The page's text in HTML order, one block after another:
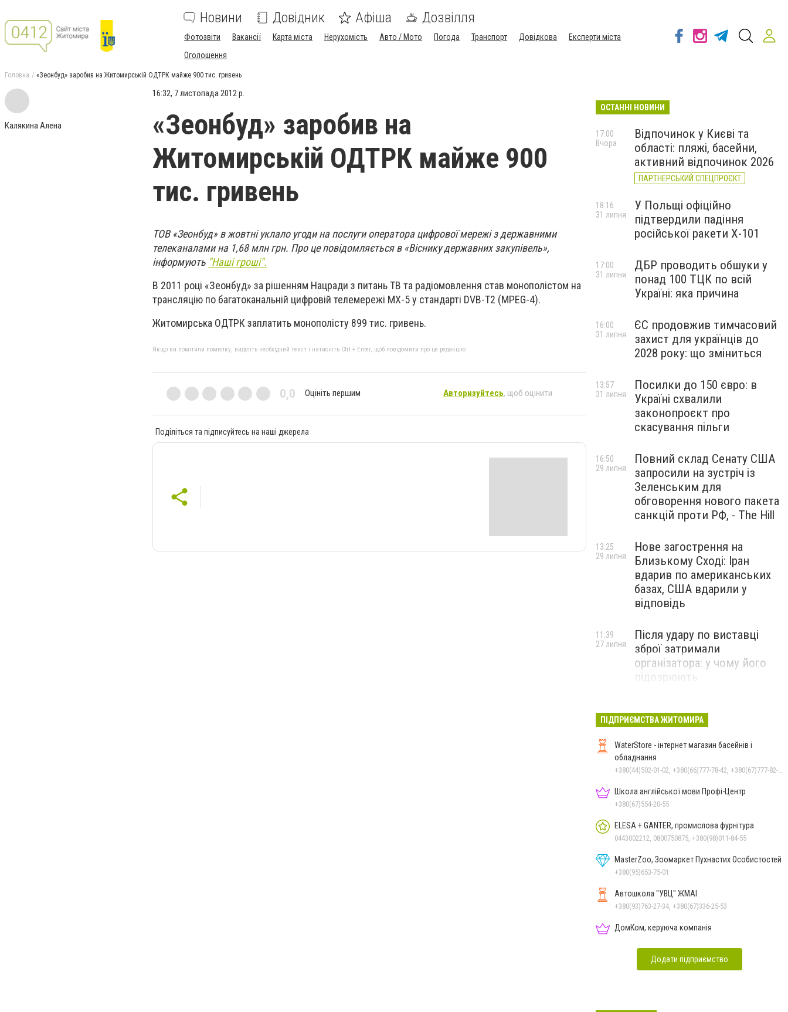
Новини Довідник Афіша Дозвілля
Фотозвіти Вакансії Карта міста Нерухомість Авто / Мото Погода Транспорт Довідкова
Експерти міста
Оголошення
Головна «Зеонбуд» заробив на Житомирській ОДТРК майже 900 тис. гривень
Калякина Алена
16:32, 7 листопада 2012 р.
«Зеонбуд» заробив на
Житомирській ОДТРК майже 900
тис. гривень
ТОВ «Зеонбуд» в жовтні уклало угоди на послуги оператора цифрової мережі з державними
телеканалами на 1,68 млн грн. Про це повідомляється в «Віснику державних закупівель»,
інформують "Наші гроші".
В 2011 році «Зеонбуд» за рішенням Нацради з питань ТВ та радіомовлення став монополістом на
трансляцію по багатоканальній цифровій телемережі МХ-5 у стандарті DVB-T2 (MPEG-4).
Житомирська ОДТРКзаплатить монополісту 899 тис. гривень.
Якщо ви помітили помилку, виділіть необхідний текст і натисніть Ctrl + Enter, щоб повідомити про це редакцію
0,0 Оцініть першим Авторизуйтесь, щоб оцінити
Поділіться та підписуйтесь на наші джерела
ОСТАННІ НОВИНИ
Відпочинок у Києві та
області: пляжі, басейни,
активний відпочинок 2026
ПАРТНЕРСЬКИЙ СПЕЦПРОЄКТ
17:00
Вчора
У Польщі офіційно
підтвердили падіння
російської ракети Х-101
18:16
31 липня
ДБР проводить обшуки у
понад 100 ТЦК по всій
Україні: яка причина
17:00
31 липня
ЄС продовжив тимчасовий
захист для українців до
2028 року: що зміниться
16:00
31 липня
Посилки до 150 євро: в
Україні схвалили
законопроєкт про
скасування пільги
13:57
31 липня
Повний склад Сенату США
запросили на зустріч із
Зеленським для
обговорення нового пакета
санкцій проти РФ, - The Hill
16:50
29 липня
Нове загострення на
Близькому Сході: Іран
вдарив по американських
базах, США вдарили у
відповідь
13:25
29 липня
Після удару по виставці
зброї затримали
організатора: у чому його
підозрюють
11:39
27 липня
ПІДПРИЄМСТВА ЖИТОМИРА
WaterStore - інтернет магазин басейнів і
обладнання
+380(44)502-01-02, +380(66)777-78-42, +380(67)777-82-19, +380(67)890-80-80, +380(73)890-80-80, +380(44)502-01-03
Школа англійської мови Профі-Центр
+380(67)554-20-55
ELESA + GANTER, промислова фурнітура
0443002212, 0800750875, +380(98)011-84-55
MasterZoo, Зоомаркет Пухнастих Особистостей
+380(95)653-75-01
Автошкола "УВЦ" ЖМАІ
+380(93)763-27-34, +380(67)336-25-53
ДомКом, керуюча компанія
Додати підприємство